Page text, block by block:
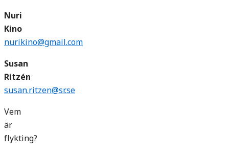
Nuri
Kino
nurikino@gmail.com
Susan
Ritzén
susan.ritzen@sr.se
Vem
är
flykting?